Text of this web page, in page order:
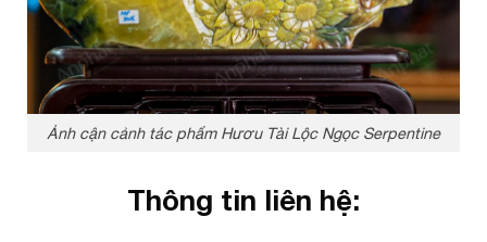
Ảnh cận cảnh tác phẩm Hươu Tài Lộc Ngọc Serpentine
Thông tin liên hệ: